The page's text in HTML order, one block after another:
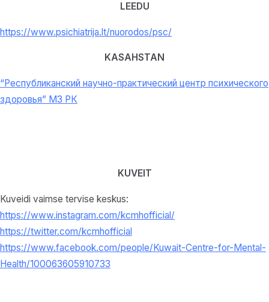
LEEDU
https://www.psichiatrija.lt/nuorodos/psc/
KASAHSTAN
“Республиканский научно-практический центр психического
здоровья” МЗ РК
KUVEIT
Kuveidi vaimse tervise keskus:
https://www.instagram.com/kcmhofficial/
https://twitter.com/kcmhofficial
https://www.facebook.com/people/Kuwait-Centre-for-Mental-
Health/100063605910733